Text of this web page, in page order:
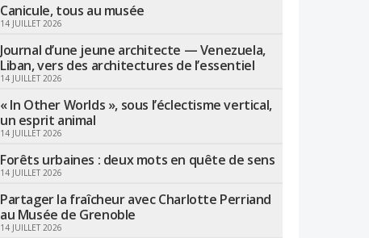
Canicule, tous au musée
14 JUILLET 2026
Journal d’une jeune architecte — Venezuela,
Liban, vers des architectures de l’essentiel
14 JUILLET 2026
« In Other Worlds », sous l’éclectisme vertical,
un esprit animal
14 JUILLET 2026
Forêts urbaines : deux mots en quête de sens
14 JUILLET 2026
Partager la fraîcheur avec Charlotte Perriand
au Musée de Grenoble
14 JUILLET 2026